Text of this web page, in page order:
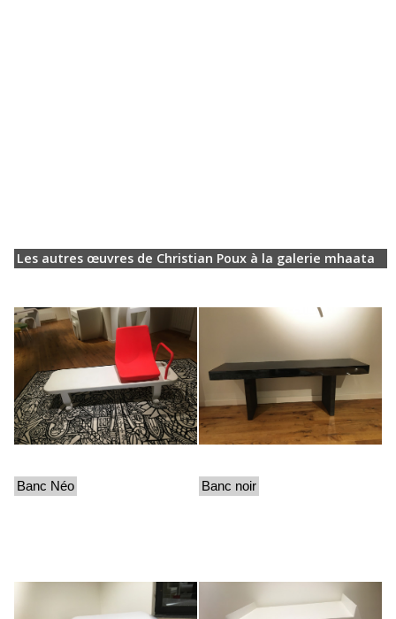
Les autres œuvres de Christian Poux à la galerie mhaata
Banc Néo Banc noir